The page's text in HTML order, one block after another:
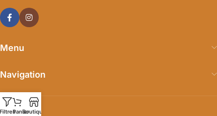
Menu
Navigation
PanierBoutique